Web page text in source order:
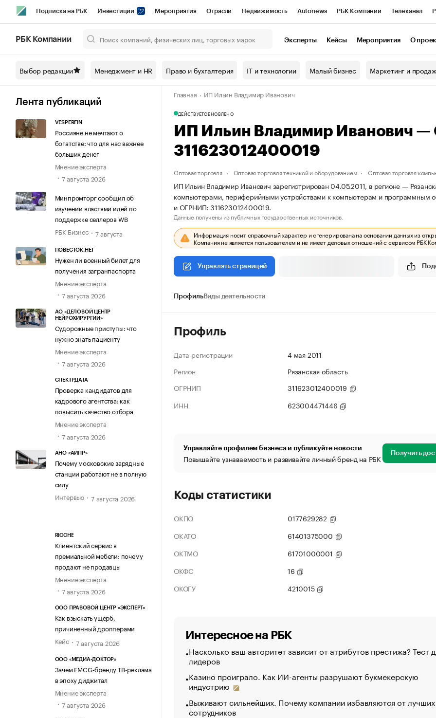
Подписка на РБК Инвестиции Мероприятия Отрасли Недвижимость Autonews РБК Компании Телеканал
Спецпроекты СПб Конференции СПб Спецпроекты Проверка контрагентов
Технологии и медиа Рынок наличной валюты
РБК Компании Эксперты Кейсы Мероприятия О
Выбор редакции Менеджмент и HR Право и бухгалтерия IT и технологии Малый бизнес Маркетинг и
Лента публикаций
VESPERFIN
Россияне не мечтают о
богатстве: что для нас важнее
больших денег
Мнение эксперта
7 августа 2026
Минпромторг сообщил об
изучении властями идей по
поддержке селлеров WB
РБК Бизнес
7 августа
ПОВЕСТОК.НЕТ
Нужен ли военный билет для
получения загранпаспорта
Мнение эксперта
7 августа 2026
АО «ДЕЛОВОЙ ЦЕНТР
НЕЙРОХИРУРГИИ»
Судорожные приступы: что
нужно знать пациенту
Мнение эксперта
7 августа 2026
СПЕКТРДАТА
Проверка кандидатов для
кадрового агентства: как
повысить качество отбора
Мнение эксперта
7 августа 2026
АНО «АИПР»
Почему московские зарядные
станции работают не в полную
силу
Интервью
7 августа 2026
RICCHE
Клиентский сервис в
премиальной мебели: почему
продают не продавцы
Мнение эксперта
7 августа 2026
ООО ПРАВОВОЙ ЦЕНТР «ЭКСПЕРТ»
Как взыскать ущерб,
причиненный дропперами
Кейс
7 августа 2026
ООО «МЕДИА-ДОКТОР»
Зачем FMCG-бренду ТВ-реклама
в эпоху диджитал
Мнение эксперта
7 августа 2026
Главная ИП Ильин Владимир Иванович
ДЕЙСТВУЕТОБНОВЛЕНО
ИП Ильин Владимир Иванович
311623012400019
Оптовая торговля Оптовая торговля техникой и оборудованием Оптовая торговля
ИП Ильин Владимир Иванович зарегистрирован 04.05.2011, в регионе —
компьютерами, периферийными устройствами к компьютерам и
и ОГРНИП: 311623012400019.
Данные получены из публичных государственных источников.
Информация носит справочный характер и сгенерирована на основании данных из
Компания не является пользователем и не имеет деловых отношений с сервисом РБК
Управлять страницей
ПрофильВиды деятельности
Профиль
Дата регистрации
4 мая 2011
Регион
Рязанская область
ОГРНИП
311623012400019
ИНН
623004471446
Управляйте профилем бизнеса и публикуйте новости
Повышайте узнаваемость и развивайте личный бренд на РБК Получить
Коды статистики
ОКПО
0177629282
ОКАТО
61401375000
ОКТМО
61701000001
ОКФС
16
ОКОГУ
4210015
Интересное на РБК
Насколько ваш авторитет зависит от атрибутов престижа? Тест
лидеров
Казино проиграло. Как ИИ-агенты разрушают букмекерскую
индустрию
Выживают сильнейших. Почему компании избавляются от лучших
сотрудников